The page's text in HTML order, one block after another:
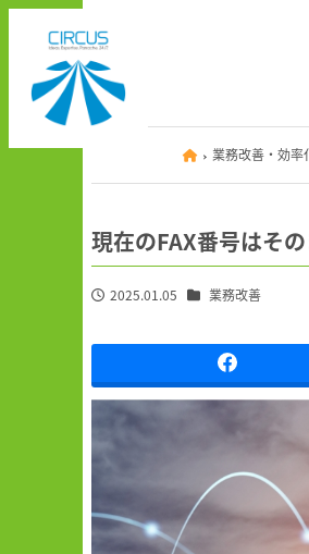
テ
業務改善・効率
現在のFAX番号はそ
投稿日2025.01.05 カテゴリー
業務改善